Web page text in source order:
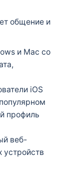
общение и
и Mac со
iOS
профиль
веб-
устройств